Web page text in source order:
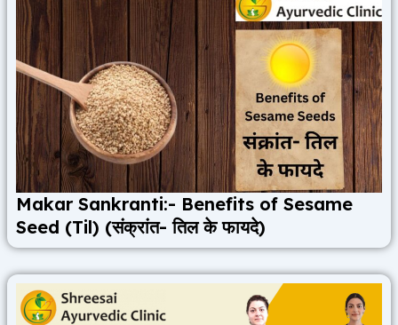
Makar Sankranti:- Benefits of Sesame
Seed (Til) (संक्रांत- तिल के फायदे)